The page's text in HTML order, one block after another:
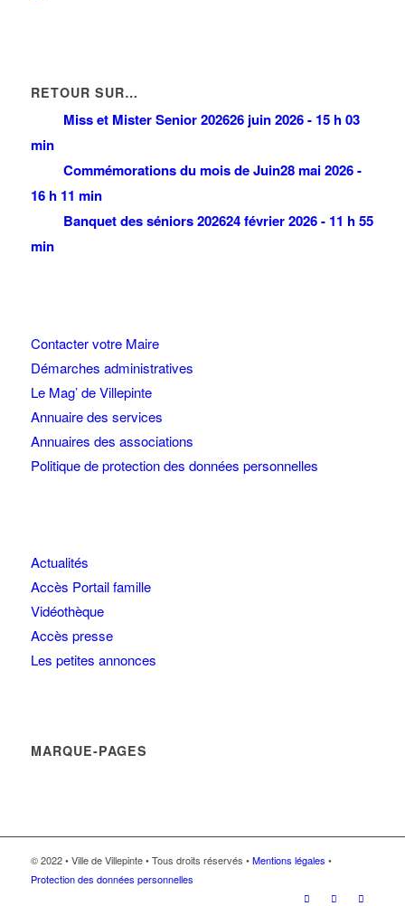
RETOUR SUR…
Miss et Mister Senior 202626 juin 2026 - 15 h 03
min
Commémorations du mois de Juin28 mai 2026 -
16 h 11 min
Banquet des séniors 202624 février 2026 - 11 h 55
min
Contacter votre Maire
Démarches administratives
Le Mag’ de Villepinte
Annuaire des services
Annuaires des associations
Politique de protection des données personnelles
Actualités
Accès Portail famille
Vidéothèque
Accès presse
Les petites annonces
MARQUE-PAGES
© 2022 • Ville de Villepinte • Tous droits réservés •Mentions légales •
Protection des données personnelles